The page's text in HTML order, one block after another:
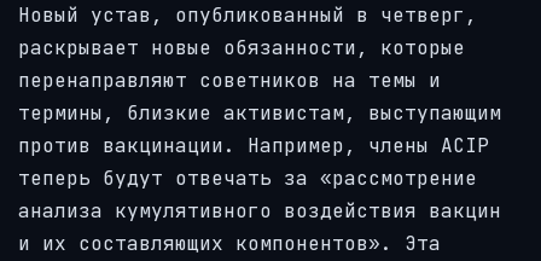
Новый устав, опубликованный в четверг,
раскрывает новые обязанности, которые
перенаправляют советников на темы и
термины, близкие активистам, выступающим
против вакцинации. Например, члены ACIP
теперь будут отвечать за «рассмотрение
анализа кумулятивного воздействия вакцин
и их составляющих компонентов». Эта